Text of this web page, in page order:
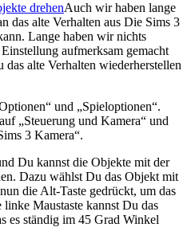
Auch wir haben lange
das alte Verhalten aus Die Sims 3
Lange haben wir nichts
aufmerksam gemacht
alte Verhalten wiederherstellen
und „Spieloptionen“.
„Steuerung und Kamera“ und
3 Kamera“.
Du kannst die Objekte mit der
Dazu wählst Du das Objekt mit
die Alt-Taste gedrückt, um das
Maustaste kannst Du das
es ständig im 45 Grad Winkel